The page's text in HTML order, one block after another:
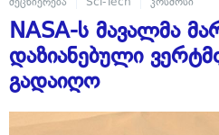
NASA-ს მავალმა
დაზიანებული
გადაიღო